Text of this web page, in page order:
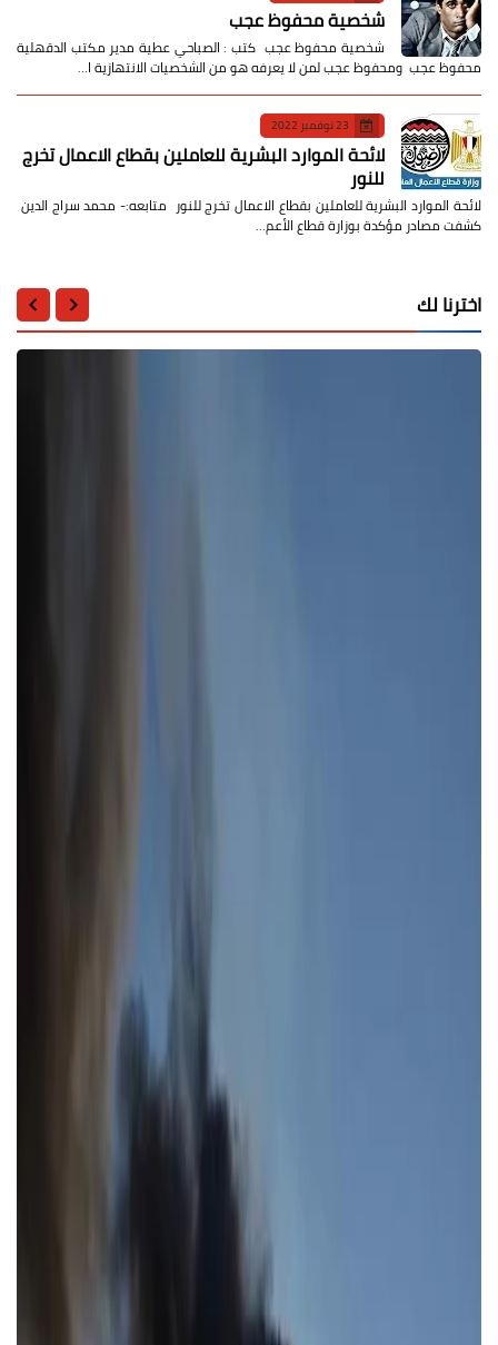
شخصية محفوظ عجب
شخصية محفوظ عجب كتب : الصباحي عطية مدير مكتب الدقهلية
محفوظ عجب ومحفوظ عجب لمن لا يعرفه هو من الشخصيات الانتهازية ا…
23 نوفمبر 2022
لائحة الموارد البشرية للعاملين بقطاع الاعمال تخرج
للنور
لائحة الموارد البشرية للعاملين بقطاع الاعمال تخرج للنور متابعه:- محمد سراج الدين
كشفت مصادر مؤكدة بوزارة قطاع الأعم…
اخترنا لك